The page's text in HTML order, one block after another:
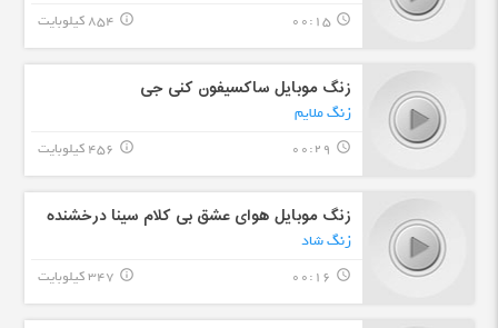
query_builder
00:15 854 کیلوبایت info_outline
زنگ موبایل ساکسیفون کنی جی
زنگ ملایم
query_builder
00:29 456 کیلوبایت info_outline
زنگ موبایل هوای عشق بی کلام سینا درخشنده
زنگ شاد
query_builder
00:16 347 کیلوبایت info_outline